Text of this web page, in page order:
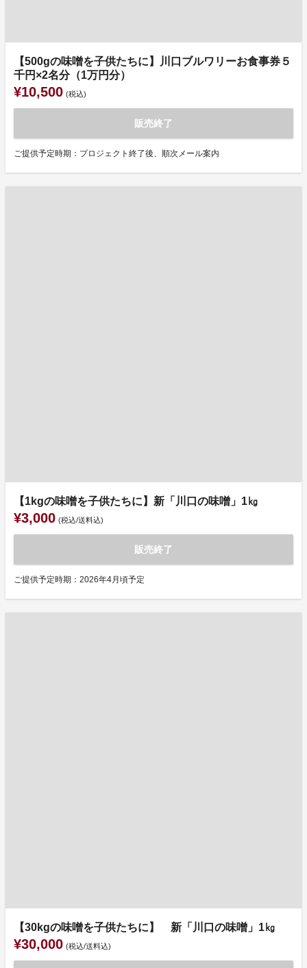
【500gの味噌を子供たちに】川口ブルワリーお食事券５
千円×2名分（1万円分）
¥10,500 (税込)
販売終了
ご提供予定時期：プロジェクト終了後、順次メール案内
【1kgの味噌を子供たちに】新「川口の味噌」1㎏
¥3,000 (税込/送料込)
販売終了
ご提供予定時期：2026年4月頃予定
【30kgの味噌を子供たちに】 新「川口の味噌」1㎏
¥30,000 (税込/送料込)